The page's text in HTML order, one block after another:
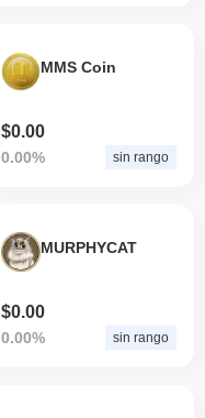
MMS Coin
$0.00
0.00% sin rango
MURPHYCAT
$0.00
0.00% sin rango